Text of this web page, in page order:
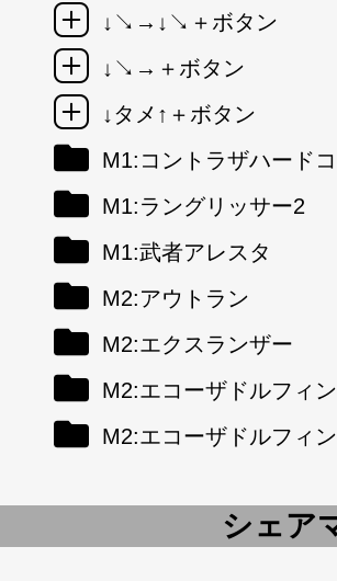
↓↘→↓↘＋ボタン
↓↘→＋ボタン
↓タメ↑＋ボタン
M1:コントラザハード
M1:ラングリッサー2
M1:武者アレスタ
M2:アウトラン
M2:エクスランザー
M2:エコーザドルフィン
M2:エコーザドルフィ
シェア